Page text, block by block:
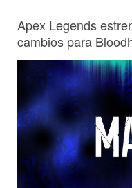
Apex Legends
cambios para